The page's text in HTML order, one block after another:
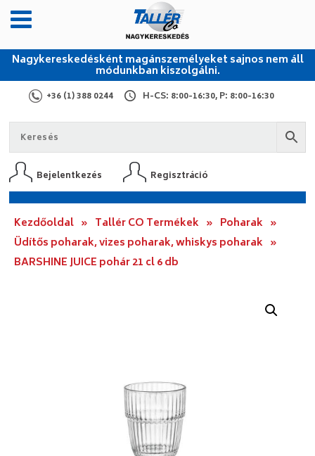
Nagykereskedésként magánszemélyeket sajnos nem áll
módunkban kiszolgálni.
+36 (1) 388 0244 H-CS: 8:00-16:30, P: 8:00-16:30
Bejelentkezés Regisztráció
Kezdőoldal » Tallér CO Termékek » Poharak »
Üdítős poharak, vizes poharak, whiskys poharak »
BARSHINE JUICE pohár 21 cl 6 db